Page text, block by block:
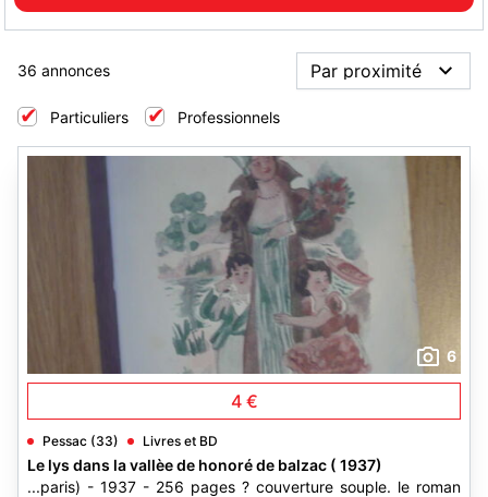
36 annonces
Particuliers Professionnels
6
4 €
Pessac (33) Livres et BD
Le lys dans la vallèe de honoré de balzac ( 1937)
...paris) - 1937 - 256 pages ? couverture souple. le roman